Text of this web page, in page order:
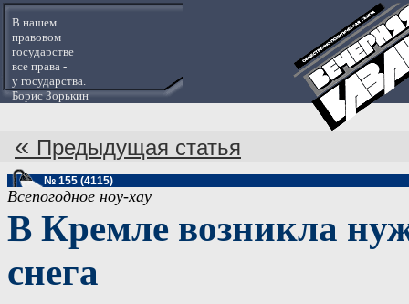
В нашем
правовом
государстве
все права -
у государства.
Борис Зорькин
« Предыдущая статья
№ 155 (4115)
Всепогодное ноу-хау
В Кремле возникла
снега